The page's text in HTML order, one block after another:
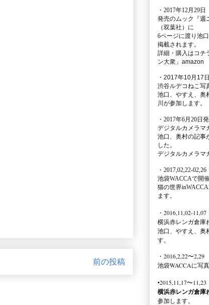
前の投稿
・ 2017年12月29日
発売のムック
『
（双葉社）に
6ページに渡り 池
掲載されます。
詳細・購入はコ
ン大衆」amazon
・2017年10月17
渋谷ルデコねこ写
池口、やすえ、奥
川が参加します。
・2017年6月20日
デジタルカメラマ
池口、奥村の記事
した。
デジタルカメラマ
・2017,02,22-02,26
池袋WACCAで開
猫の世界
ます。
・2016,11,02-11,07
横浜赤レンガ倉庫
池口、やすえ、奥
す。
・2016,2,22〜2,29
池袋WACCAに写
•2015,11,17〜11,23
横浜赤レンガ倉庫
参加します。